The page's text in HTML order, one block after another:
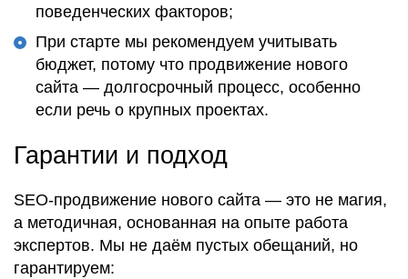
поведенческих факторов;
При старте мы рекомендуем учитывать
бюджет, потому что продвижение нового
сайта — долгосрочный процесс, особенно
если речь о крупных проектах.
Гарантии и подход
SEO-продвижение нового сайта — это не магия,
а методичная, основанная на опыте работа
экспертов. Мы не даём пустых обещаний, но
гарантируем: